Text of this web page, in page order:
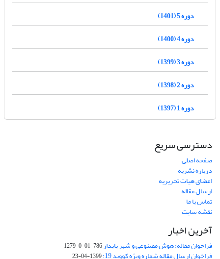
دوره 5 (1401)
دوره 4 (1400)
دوره 3 (1399)
دوره 2 (1398)
دوره 1 (1397)
دسترسی سریع
صفحه اصلی
درباره نشریه
اعضای هیات تحریریه
ارسال مقاله
تماس با ما
نقشه سایت
آخرین اخبار
فراخوان مقاله: هوش مصنوعی و شهر پایدار786-01-0-1279
فراخوان ارسال مقاله شماره ویژه کووید 19: 1399-04-23